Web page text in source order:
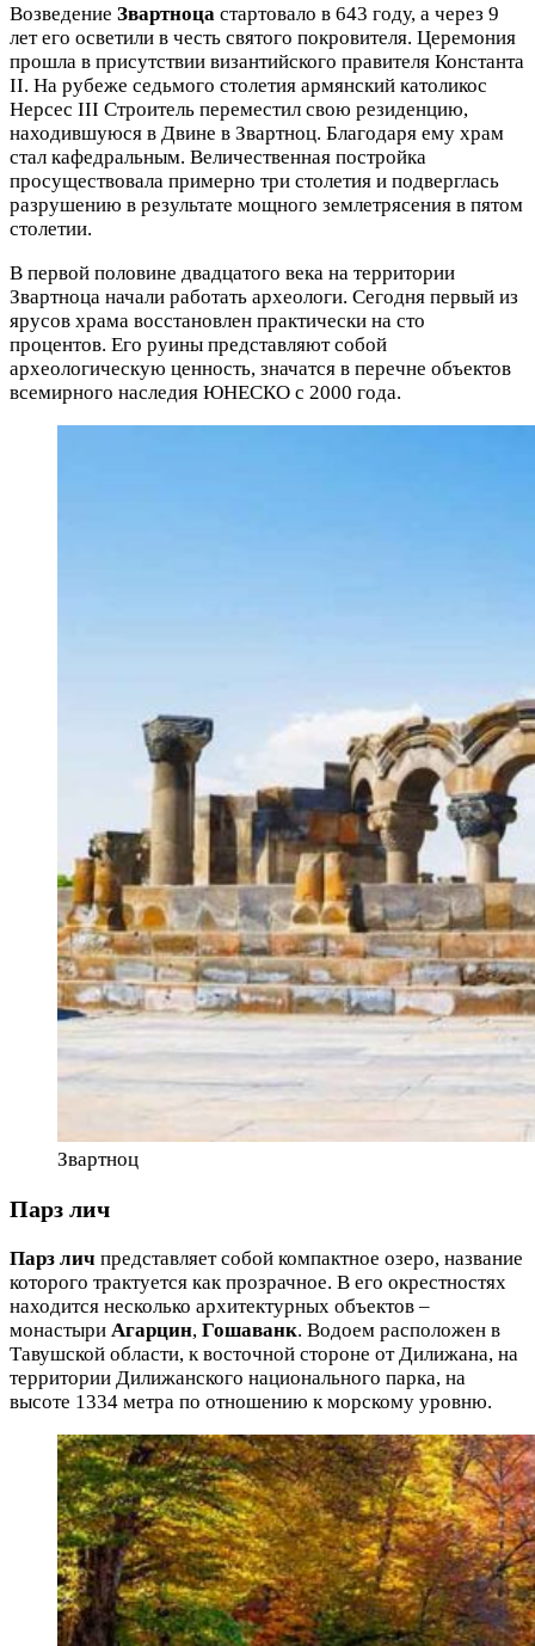
Возведение Звартноца стартовало в 643 году, а через 9
лет его осветили в честь святого покровителя. Церемония
прошла в присутствии византийского правителя Константа
II. На рубеже седьмого столетия армянский католикос
Нерсес III Строитель переместил свою резиденцию,
находившуюся в Двине в Звартноц. Благодаря ему храм
стал кафедральным. Величественная постройка
просуществовала примерно три столетия и подверглась
разрушению в результате мощного землетрясения в пятом
столетии.
В первой половине двадцатого века на территории
Звартноца начали работать археологи. Сегодня первый из
ярусов храма восстановлен практически на сто
процентов. Его руины представляют собой
археологическую ценность, значатся в перечне объектов
всемирного наследия ЮНЕСКО с 2000 года.
Звартноц
Парз лич
Парз лич представляет собой компактное озеро, название
которого трактуется как прозрачное. В его окрестностях
находится несколько архитектурных объектов –
монастыри Агарцин, Гошаванк. Водоем расположен в
Тавушской области, к восточной стороне от Дилижана, на
территории Дилижанского национального парка, на
высоте 1334 метра по отношению к морскому уровню.